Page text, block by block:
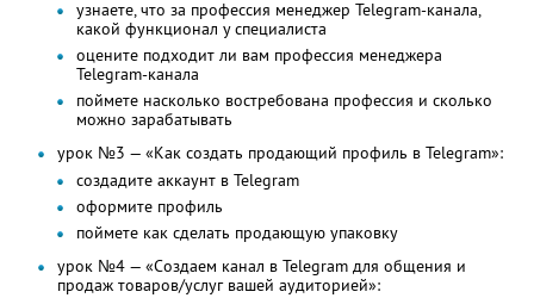
узнаете, что за профессия менеджер Telegram-канала,
какой функционал у специалиста
оцените подходит ли вам профессия менеджера
Telegram-канала
поймете насколько востребована профессия и сколько
можно зарабатывать
урок №3 — «Как создать продающий профиль в Telegram»:
создадите аккаунт в Telegram
оформите профиль
поймете как сделать продающую упаковку
урок №4 — «Создаем канал в Telegram для общения и
продаж товаров/услуг вашей аудиторией»: